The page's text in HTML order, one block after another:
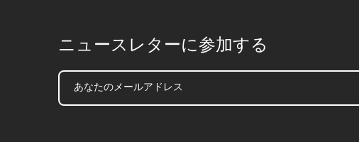
ニュースレターに参加する